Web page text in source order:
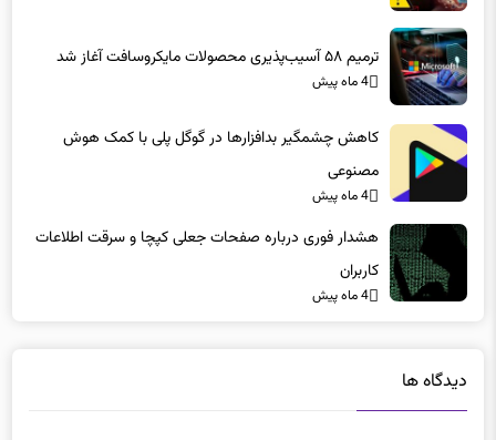
ترمیم ۵۸ آسیب‌پذیری محصولات مایکروسافت آغاز شد
4 ماه پیش
کاهش چشمگیر بدافزارها در گوگل پلی با کمک هوش
مصنوعی
4 ماه پیش
هشدار فوری درباره صفحات جعلی کپچا و سرقت اطلاعات
کاربران
4 ماه پیش
دیدگاه ها